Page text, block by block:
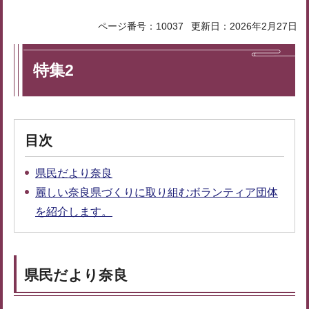
ページ番号：10037 更新日：2026年2月27日
特集2
目次
県民だより奈良
麗しい奈良県づくりに取り組むボランティア団体
を紹介します。
県民だより奈良